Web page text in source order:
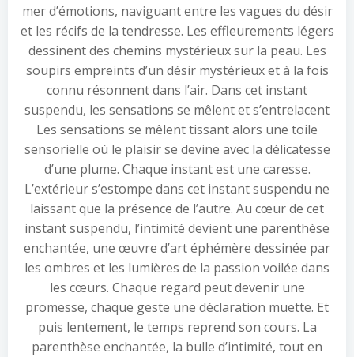
mer d’émotions, naviguant entre les vagues du désir
et les récifs de la tendresse. Les effleurements légers
dessinent des chemins mystérieux sur la peau. Les
soupirs empreints d’un désir mystérieux et à la fois
connu résonnent dans l’air. Dans cet instant
suspendu, les sensations se mêlent et s’entrelacent
Les sensations se mêlent tissant alors une toile
sensorielle où le plaisir se devine avec la délicatesse
d’une plume. Chaque instant est une caresse.
L’extérieur s’estompe dans cet instant suspendu ne
laissant que la présence de l’autre. Au cœur de cet
instant suspendu, l’intimité devient une parenthèse
enchantée, une œuvre d’art éphémère dessinée par
les ombres et les lumières de la passion voilée dans
les cœurs. Chaque regard peut devenir une
promesse, chaque geste une déclaration muette. Et
puis lentement, le temps reprend son cours. La
parenthèse enchantée, la bulle d’intimité, tout en